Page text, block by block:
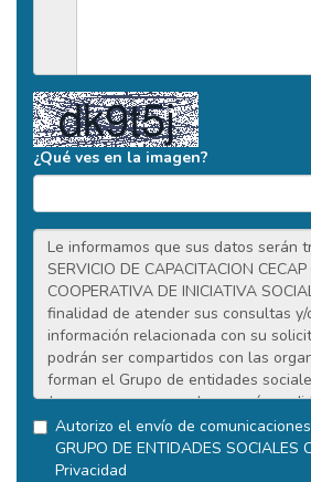
¿Qué ves en la imagen?
Autorizo el envío de
GRUPO DE ENTIDADES SOCIALES
Privacidad